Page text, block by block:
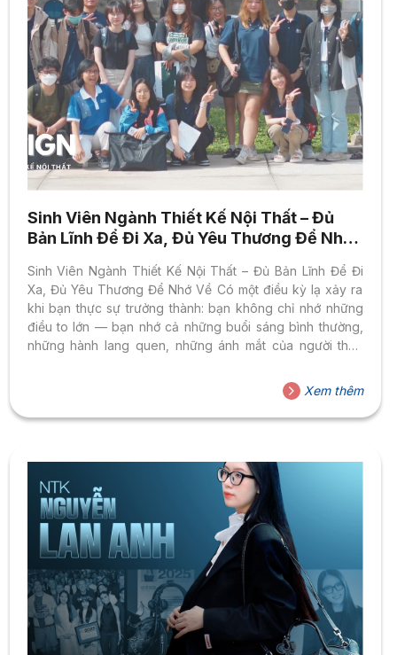
Sinh Viên Ngành Thiết Kế Nội Thất – Đủ
Bản Lĩnh Để Đi Xa, Đủ Yêu Thương Để Nhớ
Sinh Viên Ngành Thiết Kế Nội Thất – Đủ Bản Lĩnh Để Đi
Xa, Đủ Yêu Thương Để Nhớ Về Có một điều kỳ lạ xảy ra
khi bạn thực sự trưởng thành: bạn không chỉ nhớ những
điều to lớn — bạn nhớ cả những buổi sáng bình thường,
những hành lang quen, những ánh mắt của người thầy
Những sinh viên Ngành Thiết Kế Nội Thất – Khoa Thiết Kế
– Nghệ Thuật, Trường Đại học Hoa Sen – là những người
đủ bản lĩnh để đi...
Xem thêm